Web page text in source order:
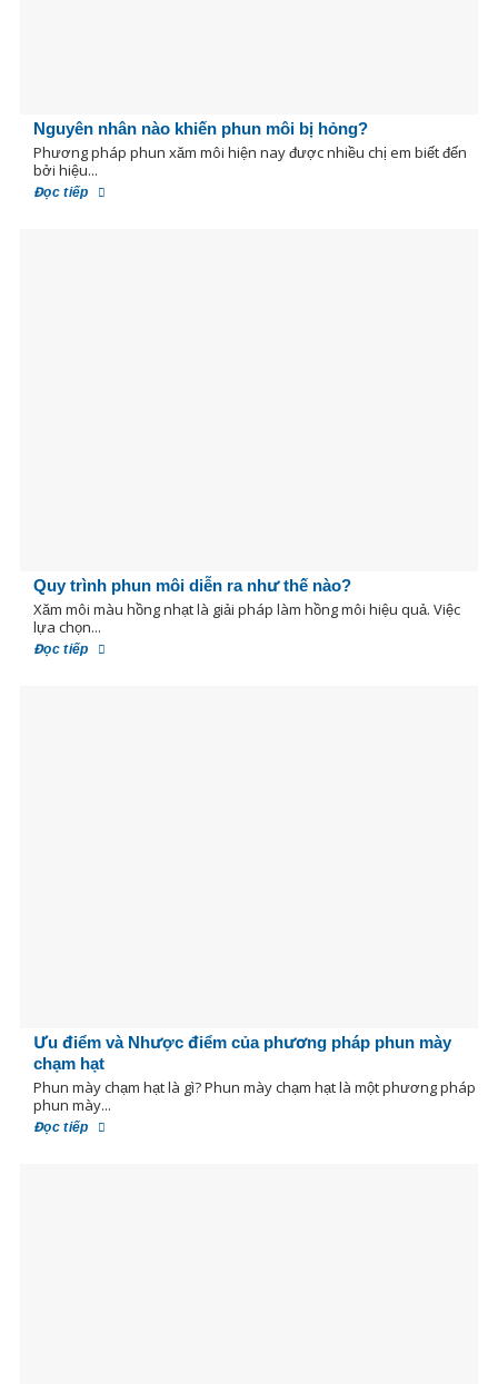
Nguyên nhân nào khiến phun môi bị hỏng?
Phương pháp phun xăm môi hiện nay được nhiều chị em biết đến
bởi hiệu...
Đọc tiếp
Quy trình phun môi diễn ra như thế nào?
Xăm môi màu hồng nhạt là giải pháp làm hồng môi hiệu quả. Việc
lựa chọn...
Đọc tiếp
Ưu điểm và Nhược điểm của phương pháp phun mày
chạm hạt
Phun mày chạm hạt là gì? Phun mày chạm hạt là một phương pháp
phun mày...
Đọc tiếp